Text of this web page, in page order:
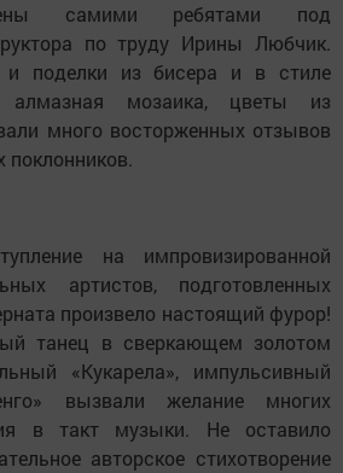
самими ребятами под
по труду Ирины Любчик.
поделки из бисера и в стиле
алмазная мозаика, цветы из
много восторженных отзывов
поклонников.
на импровизированной
артистов, подготовленных
произвело настоящий фурор!
танец в сверкающем золотом
«Кукарела», импульсивный
вызвали желание многих
в такт музыки. Не оставило
авторское стихотворение